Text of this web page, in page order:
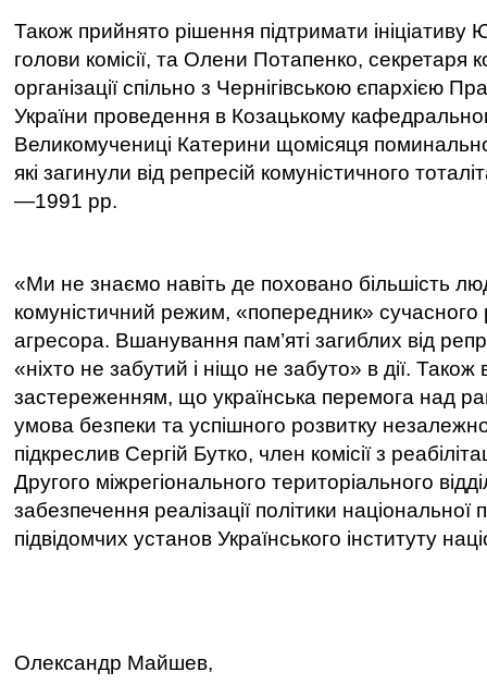
Також прийнято рішення підтримати ініціативу
голови комісії, та Олени Потапенко, секретаря
організації спільно з Чернігівською єпархією
України проведення в Козацькому
Великомучениці Катерини щомісяця
які загинули від репресій комуністичного
—1991 рр.
«Ми не знаємо навіть де поховано більшість
комуністичний режим, «попередник» сучасного
агресора. Вшанування пам’яті загиблих від
«ніхто не забутий і ніщо не забуто» в дії.
застереженням, що українська перемога над
умова безпеки та успішного розвитку
підкреслив Сергій Бутко, член комісії з
Другого міжрегіонального територіального
забезпечення реалізації політики національної
підвідомчих установ Українського інституту
Олександр Майшев,